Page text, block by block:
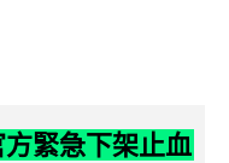
緊急下架止血